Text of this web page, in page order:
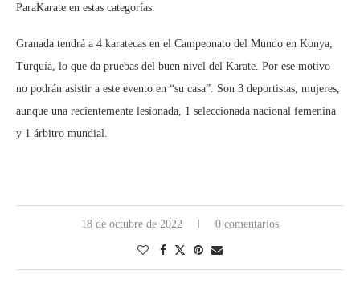
ParaKarate en estas categorías.
Granada tendrá a 4 karatecas en el Campeonato del Mundo en Konya,
Turquía, lo que da pruebas del buen nivel del Karate. Por ese motivo
no podrán asistir a este evento en “su casa”. Son 3 deportistas, mujeres,
aunque una recientemente lesionada, 1 seleccionada nacional femenina
y 1 árbitro mundial.
18 de octubre de 2022 0 comentarios